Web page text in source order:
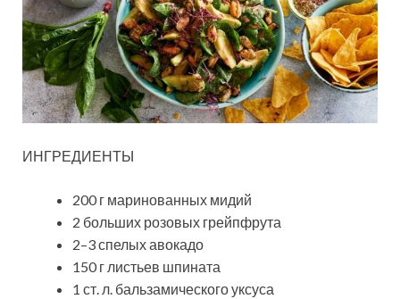
ИНГРЕДИЕНТЫ
200 г маринованных мидий
2 больших розовых грейпфрута
2–3 спелых авокадо
150 г листьев шпината
1 ст. л. бальзамического уксуса